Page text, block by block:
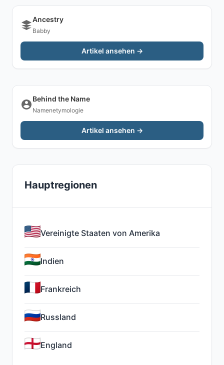
Ancestry
Babby
Artikel ansehen →
Behind the Name
Namenetymologie
Artikel ansehen →
Hauptregionen
Vereinigte Staaten von Amerika
Indien
Frankreich
Russland
England